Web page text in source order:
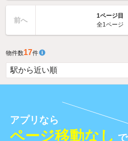
前へ
1ページ目
全1ページ
物件数17件
アプリなら
ページ移動なし で